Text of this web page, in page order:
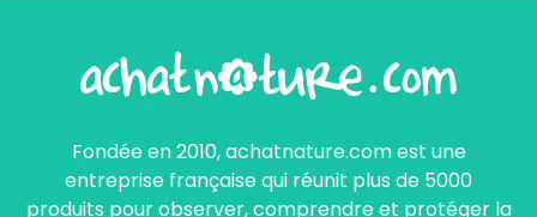
Fondée en 2010, achatnature.com est une
entreprise française qui réunit plus de 5000
produits pour observer, comprendre et protéger la